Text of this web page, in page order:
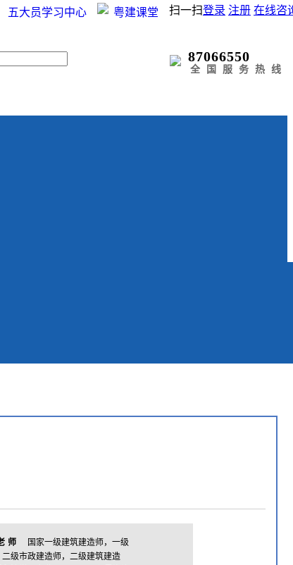
五大员学习中心 粤建课堂 登录 注册 在线咨
扫一扫
87066550
全国服务热线
师
国家一级建筑建造师，一级
级市政建造师，二级建筑建造